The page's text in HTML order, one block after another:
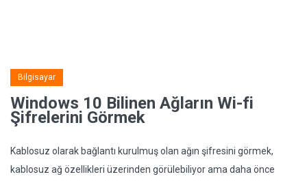
Bilgisayar
Windows 10 Bilinen Ağların Wi-fi
Şifrelerini Görmek
Kablosuz olarak bağlantı kurulmuş olan ağın şifresini görmek,
kablosuz ağ özellikleri üzerinden görülebiliyor ama daha önce